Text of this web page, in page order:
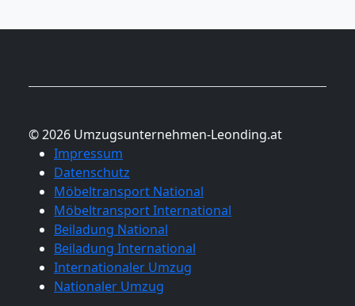
© 2026 Umzugsunternehmen-Leonding.at
Impressum
Datenschutz
Möbeltransport National
Möbeltransport International
Beiladung National
Beiladung International
Internationaler Umzug
Nationaler Umzug